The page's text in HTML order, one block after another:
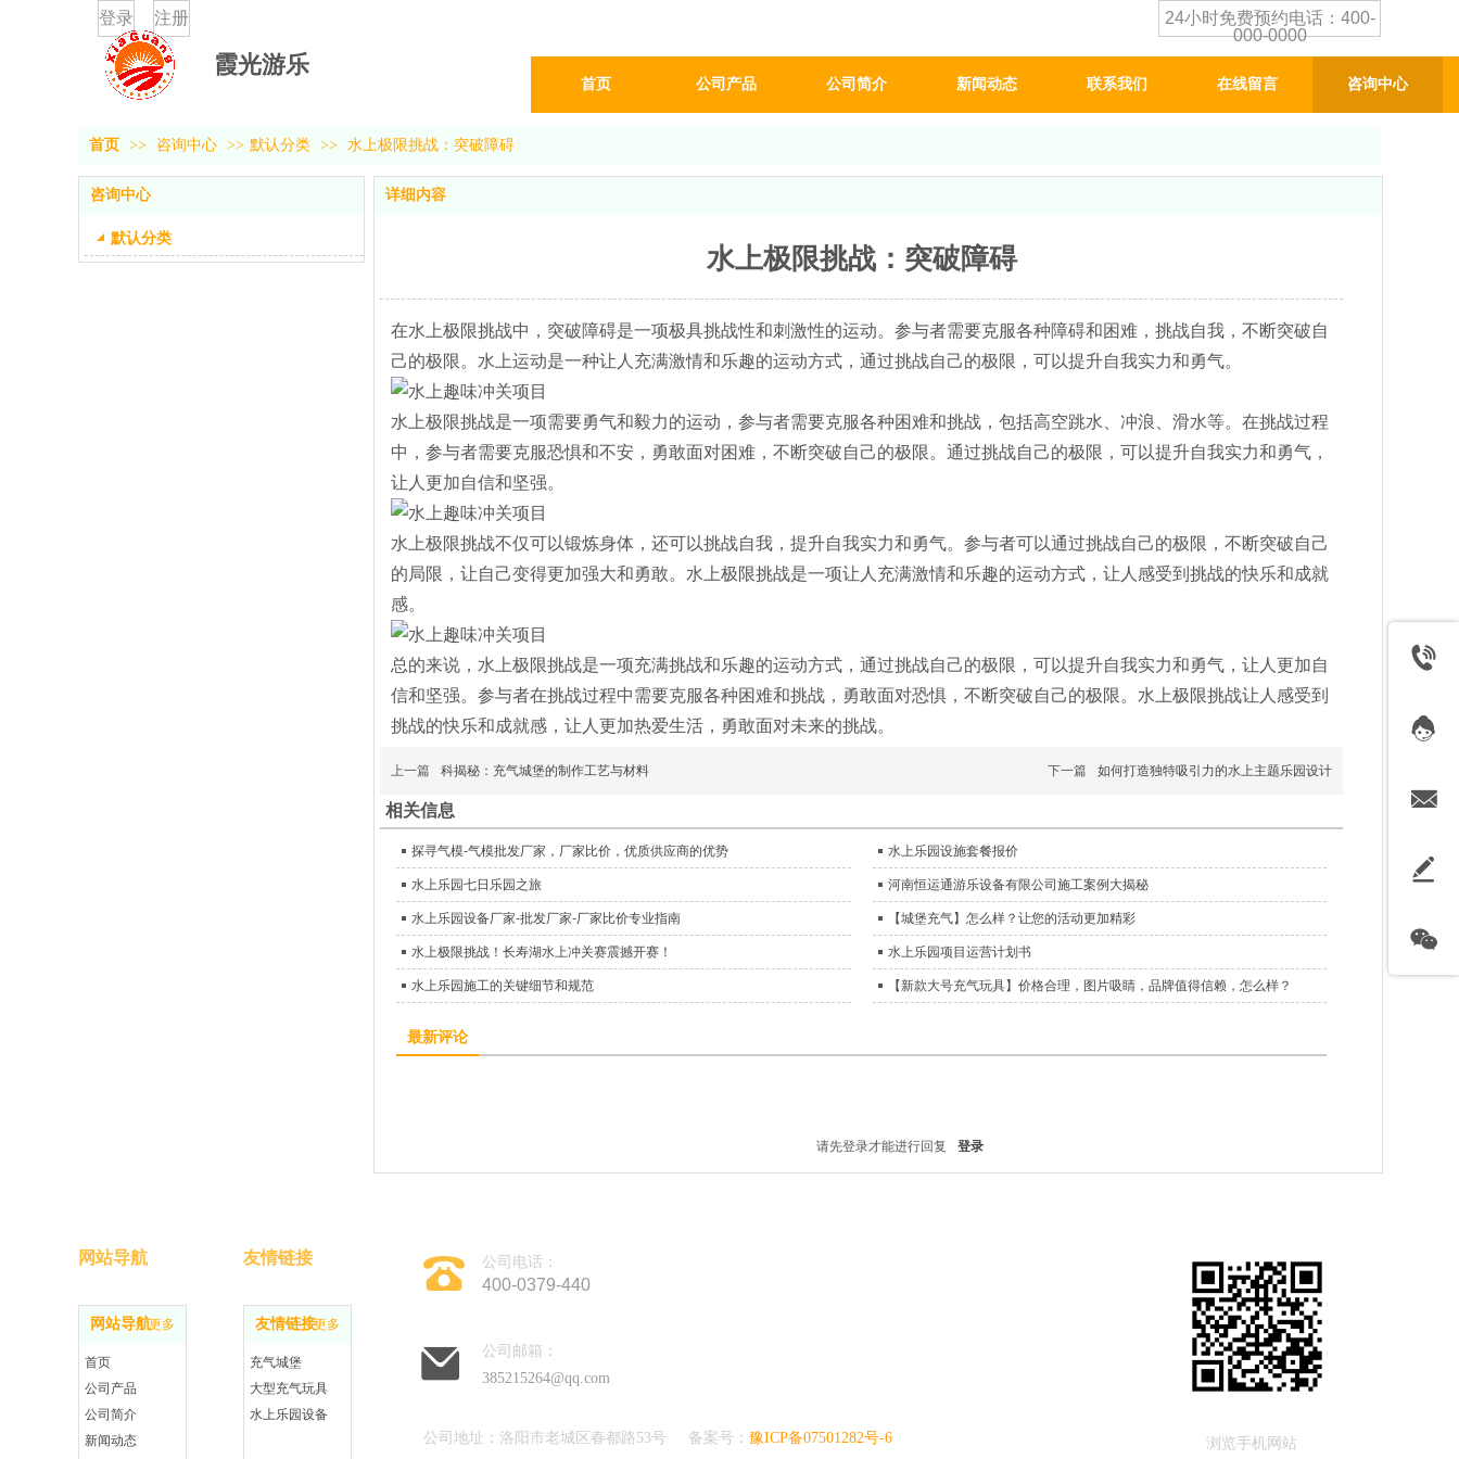
登录 注册
24小时免费预约电话：400-
000-0000
霞光游乐
首页 公司产品 公司简介 新闻动态 联系我们 在线留言 咨询中心
首页 >> 咨询中心 >> 默认分类 >> 水上极限挑战：突破障碍
咨询中心
默认分类
详细内容
水上极限挑战：突破障碍
在水上极限挑战中，突破障碍是一项极具挑战性和刺激性的运动。参与者需要克服各种障碍和困难，挑战自我，不断突破自
己的极限。水上运动是一种让人充满激情和乐趣的运动方式，通过挑战自己的极限，可以提升自我实力和勇气。
水上极限挑战是一项需要勇气和毅力的运动，参与者需要克服各种困难和挑战，包括高空跳水、冲浪、滑水等。在挑战过程
中，参与者需要克服恐惧和不安，勇敢面对困难，不断突破自己的极限。通过挑战自己的极限，可以提升自我实力和勇气，
让人更加自信和坚强。
水上极限挑战不仅可以锻炼身体，还可以挑战自我，提升自我实力和勇气。参与者可以通过挑战自己的极限，不断突破自己
的局限，让自己变得更加强大和勇敢。水上极限挑战是一项让人充满激情和乐趣的运动方式，让人感受到挑战的快乐和成就
感。
总的来说，水上极限挑战是一项充满挑战和乐趣的运动方式，通过挑战自己的极限，可以提升自我实力和勇气，让人更加自
信和坚强。参与者在挑战过程中需要克服各种困难和挑战，勇敢面对恐惧，不断突破自己的极限。水上极限挑战让人感受到
挑战的快乐和成就感，让人更加热爱生活，勇敢面对未来的挑战。
上一篇 科揭秘：充气城堡的制作工艺与材料 下一篇 如何打造独特吸引力的水上主题乐园设计
相关信息
探寻气模-气模批发厂家，厂家比价，优质供应商的优势 水上乐园设施套餐报价
水上乐园七日乐园之旅 河南恒运通游乐设备有限公司施工案例大揭秘
水上乐园设备厂家-批发厂家-厂家比价专业指南 【城堡充气】怎么样？让您的活动更加精彩
水上极限挑战！长寿湖水上冲关赛震撼开赛！ 水上乐园项目运营计划书
水上乐园施工的关键细节和规范 【新款大号充气玩具】价格合理，图片吸睛，品牌值得信赖，怎么样？
最新评论
请先登录才能进行回复 登录
网站导航更多
首页
公司产品
公司简介
新闻动态
友情链接更多
充气城堡
大型充气玩具
水上乐园设备
浏览手机网站
网站导航 友情链接 公司电话：
400-0379-440
公司邮箱：
385215264@qq.com
公司地址：洛阳市老城区春都路53号 备案号： 豫ICP备07501282号-6